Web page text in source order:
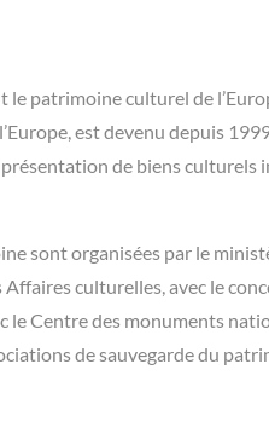
le patrimoine culturel de
est devenu depuis
de biens culturels
sont organisées par le
culturelles, avec le
Centre des monuments
de sauvegarde du